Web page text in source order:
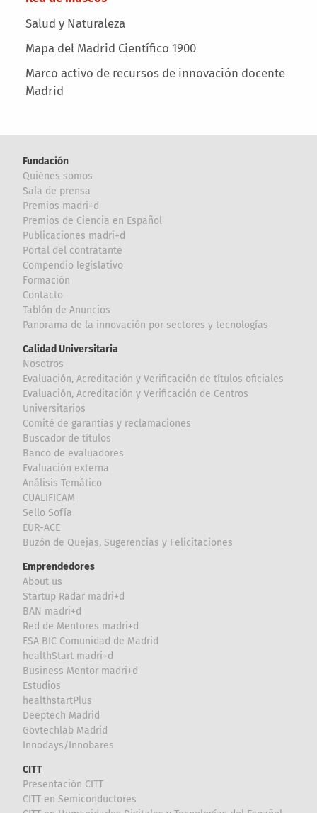
Salud y Naturaleza
Mapa del Madrid Científico 1900
Marco activo de recursos de innovación docente
Madrid
Fundación
Quiénes somos
Sala de prensa
Premios madri+d
Premios de Ciencia en Español
Publicaciones madri+d
Portal del contratante
Compendio legislativo
Formación
Contacto
Tablón de Anuncios
Panorama de la innovación por sectores y tecnologías
Calidad Universitaria
Nosotros
Evaluación, Acreditación y Verificación de títulos oficiales
Evaluación, Acreditación y Verificación de Centros
Universitarios
Comité de garantías y reclamaciones
Buscador de títulos
Banco de evaluadores
Evaluación externa
Análisis Temático
CUALIFICAM
Sello Sofía
EUR-ACE
Buzón de Quejas, Sugerencias y Felicitaciones
Emprendedores
About us
Startup Radar madri+d
BAN madri+d
Red de Mentores madri+d
ESA BIC Comunidad de Madrid
healthStart madri+d
Business Mentor madri+d
Estudios
healthstartPlus
Deeptech Madrid
Govtechlab Madrid
Innodays/Innobares
CITT
Presentación CITT
CITT en Semiconductores